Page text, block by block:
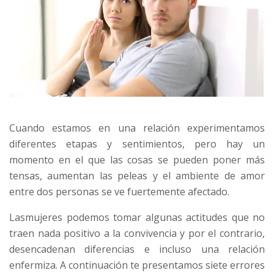
Cuando estamos en una relación experimentamos
diferentes etapas y sentimientos, pero hay un
momento en el que las cosas se pueden poner más
tensas, aumentan las peleas y el ambiente de amor
entre dos personas se ve fuertemente afectado.
Lasmujeres podemos tomar algunas actitudes que no
traen nada positivo a la convivencia y por el contrario,
desencadenan diferencias e incluso una relación
enfermiza. A continuación te presentamos siete errores